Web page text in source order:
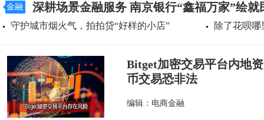
金融 深耕场景金融服务 南京银行“鑫福万家”绘就
守护城市烟火气，拍拍贷“好样的小店” 除了花呗
Bitget加密交易平台内地
币交易恐非法
编辑：电商金融